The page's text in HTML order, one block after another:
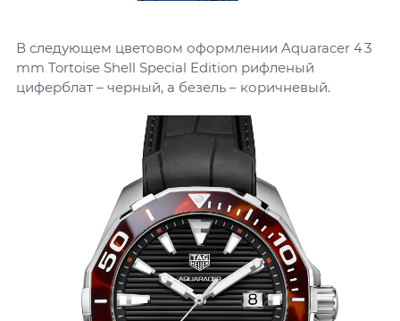
В следующем цветовом оформлении Aquaracer 43
mm Tortoise Shell Special Edition рифленый
циферблат – черный, а безель – коричневый.